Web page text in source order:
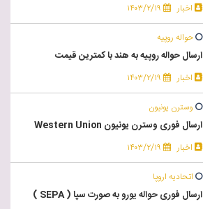
اخبار ۱۴۰۳/۲/۱۹
حواله روپیه
ارسال حواله روپیه به هند با کمترین قیمت
اخبار ۱۴۰۳/۲/۱۹
وسترن یونیون
ارسال فوری وسترن یونیون Western Union
اخبار ۱۴۰۳/۲/۱۹
اتحادیه اروپا
ارسال فوری حواله یورو به صورت سپا ( SEPA )